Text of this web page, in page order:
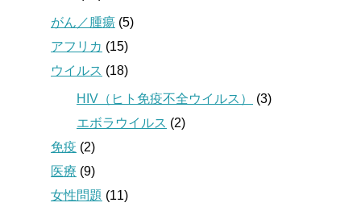
がん／腫瘍 (5)
アフリカ (15)
ウイルス (18)
HIV（ヒト免疫不全ウイルス）
(3)
エボラウイルス (2)
免疫 (2)
医療 (9)
女性問題 (11)